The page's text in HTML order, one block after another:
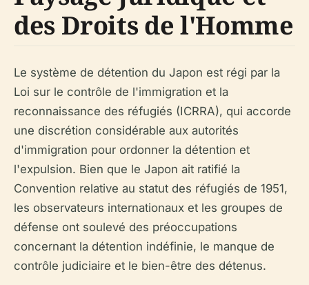
des Droits de l'Homme
Le système de détention du Japon est régi par la
Loi sur le contrôle de l'immigration et la
reconnaissance des réfugiés (ICRRA), qui accorde
une discrétion considérable aux autorités
d'immigration pour ordonner la détention et
l'expulsion. Bien que le Japon ait ratifié la
Convention relative au statut des réfugiés de 1951,
les observateurs internationaux et les groupes de
défense ont soulevé des préoccupations
concernant la détention indéfinie, le manque de
contrôle judiciaire et le bien-être des détenus.